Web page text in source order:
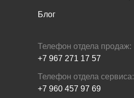
Блог
Телефон отдела сервиса:
+7 960 457 97 69
Телефон отдела продаж:
+7 967 271 17 57